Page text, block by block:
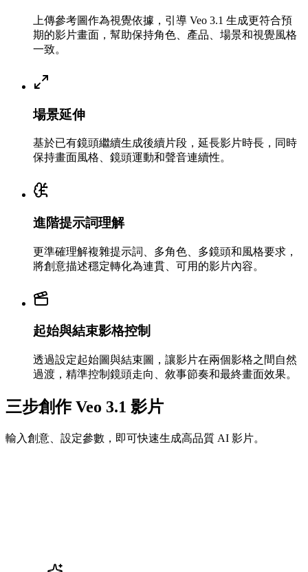
上傳參考圖作為視覺依據，引導 Veo 3.1 生成更符合預
期的影片畫面，幫助保持角色、產品、場景和視覺風格
一致。
場景延伸
基於已有鏡頭繼續生成後續片段，延長影片時長，同時
保持畫面風格、鏡頭運動和聲音連續性。
進階提示詞理解
更準確理解複雜提示詞、多角色、多鏡頭和風格要求，
將創意描述穩定轉化為連貫、可用的影片內容。
起始與結束影格控制
透過設定起始圖與結束圖，讓影片在兩個影格之間自然
過渡，精準控制鏡頭走向、敘事節奏和最終畫面效果。
三步創作 Veo 3.1 影片
輸入創意、設定參數，即可快速生成高品質 AI 影片。